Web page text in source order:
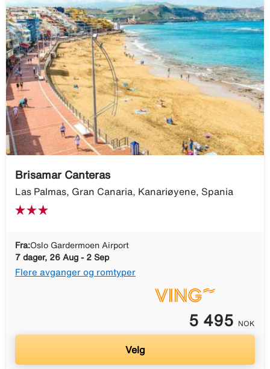
Brisamar Canteras
Las Palmas, Gran Canaria, Kanariøyene, Spania
Fra:Oslo Gardermoen Airport
7 dager, 26 Aug - 2 Sep
Flere avganger og romtyper
5 495 NOK
Velg